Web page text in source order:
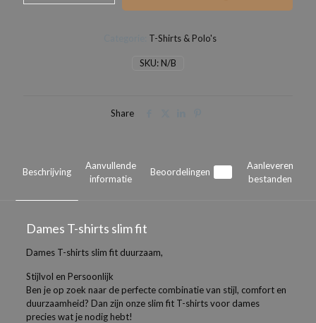
SKU:N/B
T-Shirts & Polo's
Share
Beschrijving
Aanvullende
informatie
Beoordelingen
Aanleveren
bestanden
Dames T-shirts slim fit
Dames T-shirts slim fit duurzaam,
Stijlvol en Persoonlijk
Ben je op zoek naar de perfecte combinatie van stijl, comfort en
duurzaamheid? Dan zijn onze slim fit T-shirts voor dames
precies wat je nodig hebt!